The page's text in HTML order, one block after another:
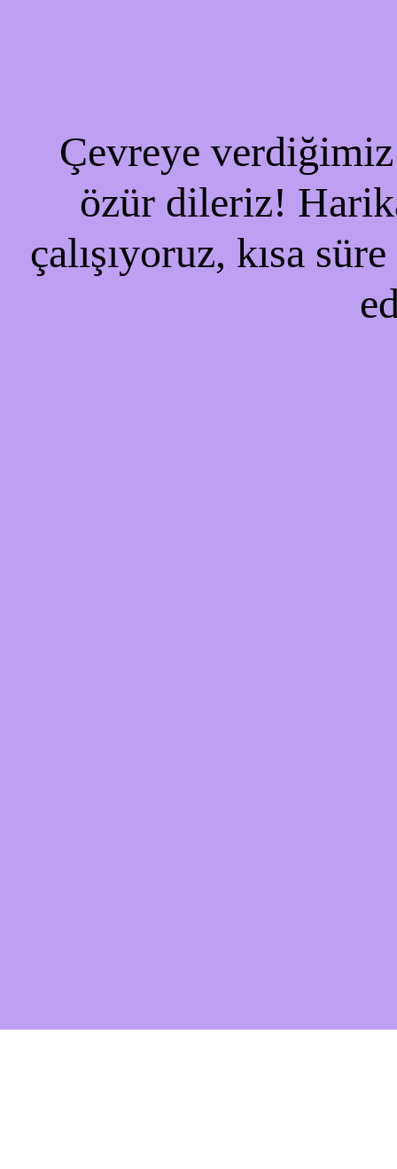
Çevreye verdiğimiz
özür dileriz!
çalışıyoruz, kısa